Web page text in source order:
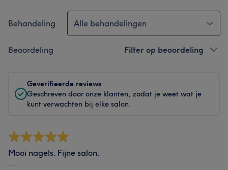
Behandeling Alle behandelingen
Beoordeling Filter op beoordeling
Geverifieerde reviews
Geschreven door onze klanten, zodat je weet wat je
kunt verwachten bij elke salon.
Mooi nagels. Fijne salon.